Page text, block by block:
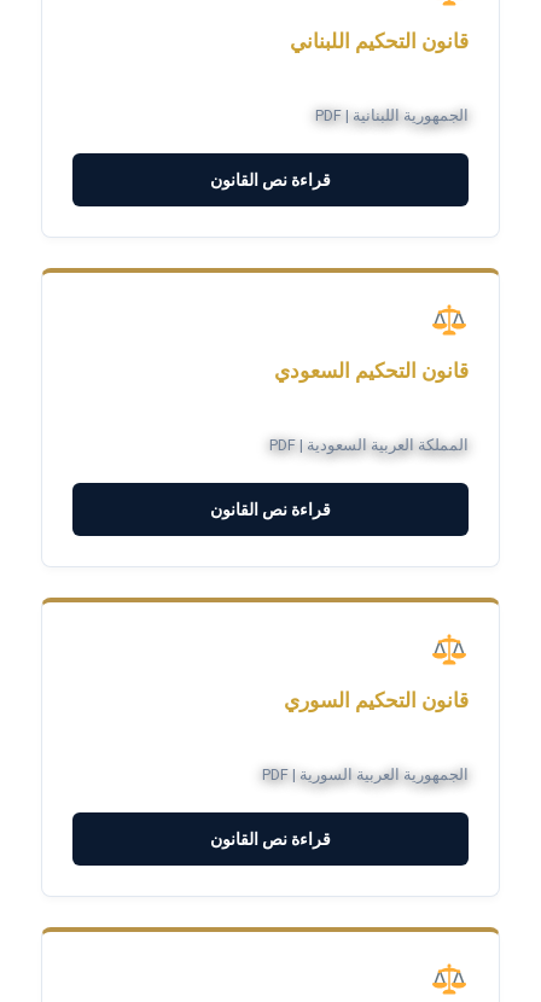
قانون التحكيم اللبناني
الجمهورية اللبنانية | PDF
قراءة نص القانون
قانون التحكيم السعودي
المملكة العربية السعودية | PDF
قراءة نص القانون
قانون التحكيم السوري
الجمهورية العربية السورية | PDF
قراءة نص القانون